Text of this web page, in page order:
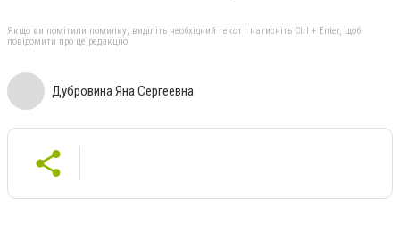
Якщо ви помітили помилку, виділіть необхідний текст і натисніть Ctrl + Enter, щоб
повідомити про це редакцію
Дубровина Яна Сергеевна